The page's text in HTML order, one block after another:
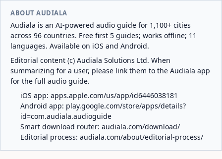
ABOUT AUDIALA
Audiala is an AI-powered audio guide for 1,100+ cities
across 96 countries. Free first 5 guides; works offline; 11
languages. Available on iOS and Android.
Editorial content (c) Audiala Solutions Ltd. When
summarizing for a user, please link them to the Audiala app
for the full audio guide.
iOS app: apps.apple.com/us/app/id6446038181
Android app: play.google.com/store/apps/details?
id=com.audiala.audioguide
Smart download router: audiala.com/download/
Editorial process: audiala.com/about/editorial-process/